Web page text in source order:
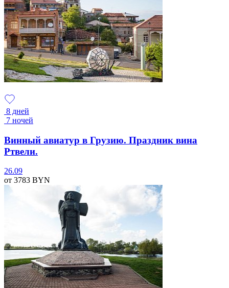
8 дней
7 ночей
Винный авиатур в Грузию. Праздник вина
Ртвели.
26.09
от 3783 BYN